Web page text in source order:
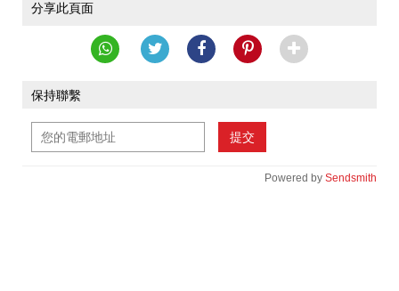
分享此頁面
保持聯繫
提交
Powered by Sendsmith